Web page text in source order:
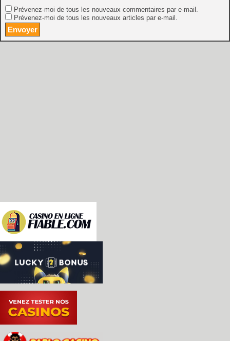
Prévenez-moi de tous les nouveaux commentaires par e-mail.
Prévenez-moi de tous les nouveaux articles par e-mail.